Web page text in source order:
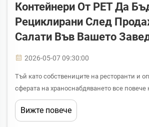
Контейнери От PET Да
Рециклирани След
Салати Във Вашето
2026-05-07 09:30:00
Тъй като собствениците на ресторанти и
сферата на храноснабдяването все повече
вниманието си към устойчивостта,
относно екологичното въздействие на
Вижте повече